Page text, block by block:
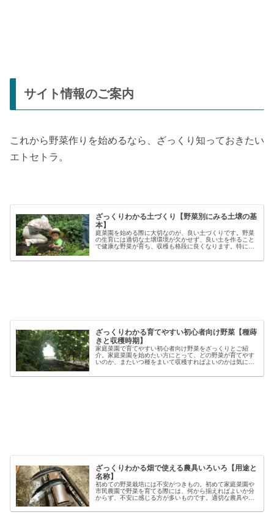
サイト情報のご案内
これから野菜作りを始めるなら、ざっくり知っておきたい
エトセトラ。
ざっくりわかる土づくり【野菜別にみる土壌の基
本】
庭菜園を始める際に大切なのが、良い土づくりです。野菜
の生育には適切な土壌環境が欠かせず、良い土を作ること
で健康な野菜が育ち、収穫も格段に良くなります。特に初
家庭菜園で失敗しないコツと言える...
ざっくりわかる育てやすい初心者向け野菜【種蒔
きと収穫時期】
家庭菜園で育てやすい初心者向け野菜をざっくりとご紹
介。家庭菜園を始めたい方にとって、どの野菜が育てやす
いのか、またいつ種をまいて収穫すればよいのかは気にな
類でも「早生」「中生」「晩生」など...
ざっくりわかる畑で使える農具いろいろ【用途と
名称】
初めての野菜栽培には不安がつきもの。初めて家庭菜園や
市民農園で野菜を育てる際には、何から揃えればよいか分
からず、不安に感じる方が多いものです。適切な農具や資
しますが、種類も多く、初心者には...